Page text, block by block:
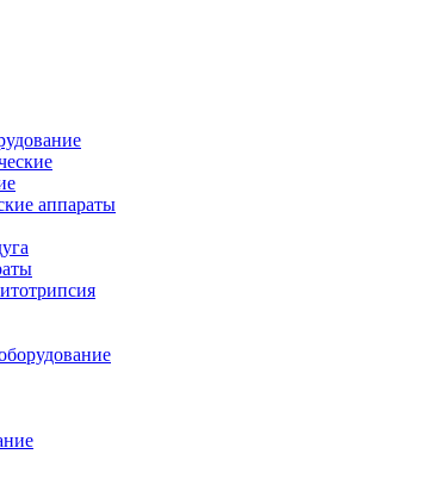
аппараты